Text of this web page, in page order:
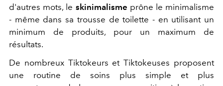
d'autres mots, le skinimalisme prône le minimalisme
- même dans sa trousse de toilette - en utilisant un
minimum de produits, pour un maximum de
résultats.
De nombreux Tiktokeurs et Tiktokeuses proposent
une routine de soins plus simple et plus